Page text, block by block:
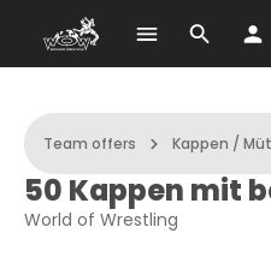
Skip to main content
Team offers Kappen /
50 Kappen mit
World of Wrestling